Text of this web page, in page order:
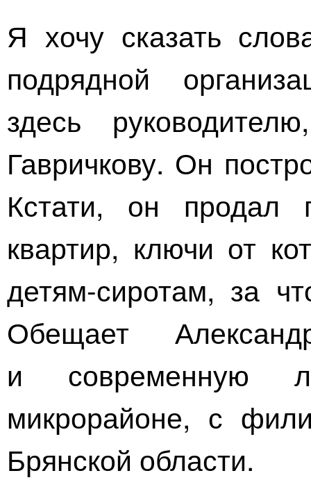
Я хочу сказать
подрядной
здесь
Гавричкову. Он
Кстати, он продал
квартир, ключи от
детям-сиротам, за
Обещает
и
микрорайоне, с
Брянской области.